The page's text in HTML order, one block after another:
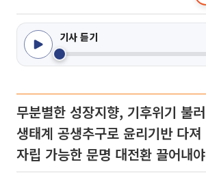
기사 듣기
무분별한 성장지향, 기후위기 불러
생태계 공생추구로 윤리기반 다져
자립 가능한 문명 대전환 끌어내야